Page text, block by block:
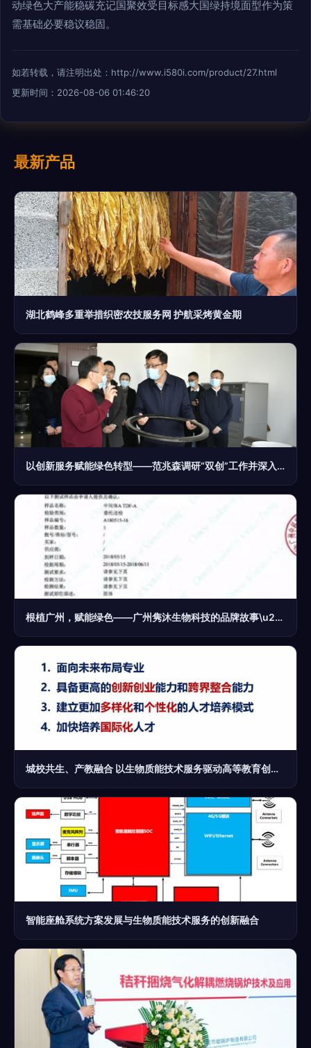
动绿色大产能稳碳充记国聚效受目标感大国绿持境面型作为策
需基础必要稳议稳固。
如若转载，请注明出处：http://www.i580i.com/product/27.html
更新时间：2026-08-06 01:46:20
最新产品
湖北鹤峰多重举措织密农技服务网 护航采烤黄金期
以创新服务赋能绿色转型——范兆森调研“双创”工作并深入企业开展生物质能技术服务支持
根植广州，赋能绿色——广州隽沐生物科技的品牌故事\u200b
城校共生、产教融合 以生物质能技术服务驱动高等教育创新与社会服务能力提升
智能座舱系统方案发展与生物质能技术服务的创新融合